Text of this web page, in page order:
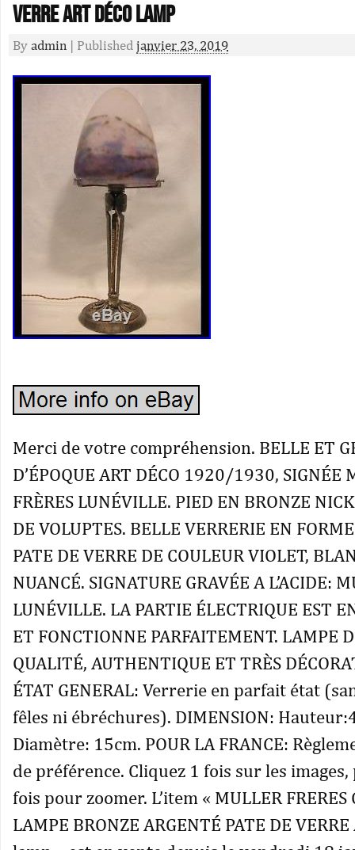
VERRE ART DÉCO lamp
By admin | Published janvier 23, 2019
Merci de votre compréhension. BELLE ET
D’ÉPOQUE ART DÉCO 1920/1930, SIGNÉE
FRÈRES LUNÉVILLE. PIED EN BRONZE
DE VOLUPTES. BELLE VERRERIE EN
PATE DE VERRE DE COULEUR VIOLET,
NUANCÉ. SIGNATURE GRAVÉE A L’ACIDE:
LUNÉVILLE. LA PARTIE ÉLECTRIQUE EST
ET FONCTIONNE PARFAITEMENT. LAMPE
QUALITÉ, AUTHENTIQUE ET TRÈS
ÉTAT GENERAL: Verrerie en parfait état
fêles ni ébréchures). DIMENSION:
Diamètre: 15cm. POUR LA FRANCE:
de préférence. Cliquez 1 fois sur les
fois pour zoomer. L’item « MULLER FRERES
LAMPE BRONZE ARGENTÉ PATE DE VERRE